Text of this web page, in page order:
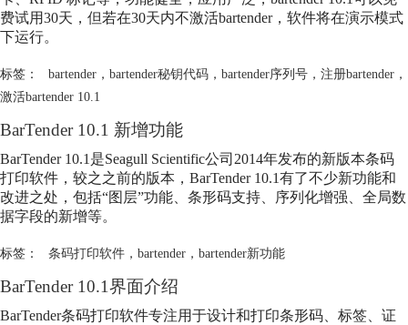
费试用30天，但若在30天内不激活bartender，软件将在演示模式
下运行。
标签： bartender， bartender秘钥代码， bartender序列号， 注册bartender，
激活bartender 10.1
BarTender 10.1 新增功能
BarTender 10.1是Seagull Scientific公司2014年发布的新版本条码
打印软件，较之之前的版本，BarTender 10.1有了不少新功能和
改进之处，包括“图层”功能、条形码支持、序列化增强、全局数
据字段的新增等。
标签： 条码打印软件， bartender， bartender新功能
BarTender 10.1界面介绍
BarTender条码打印软件专注用于设计和打印条形码、标签、证